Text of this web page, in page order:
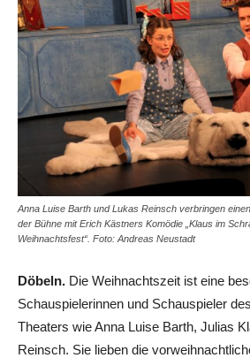
Anna Luise Barth und Lukas Reinsch verbringen
der Bühne mit Erich Kästners Komödie „Klaus im
Weihnachtsfest“. Foto: Andreas Neustadt
Döbeln. Die Weihnachtszeit ist eine
Schauspielerinnen und Schauspieler
Theaters wie Anna Luise Barth, Julias
Reinsch. Sie lieben die